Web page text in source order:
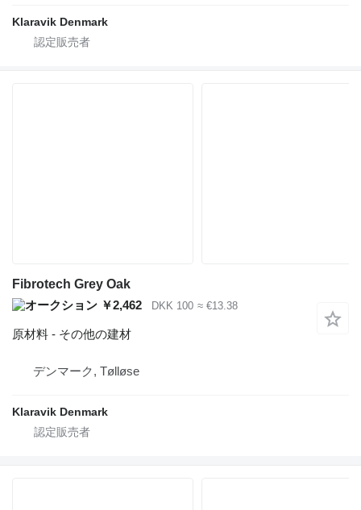
Klaravik Denmark
Fibrotech Grey Oak
￥2,462
DKK 100 ≈ €13.38
原材料 - その他の建材
デンマーク, Tølløse
Klaravik Denmark